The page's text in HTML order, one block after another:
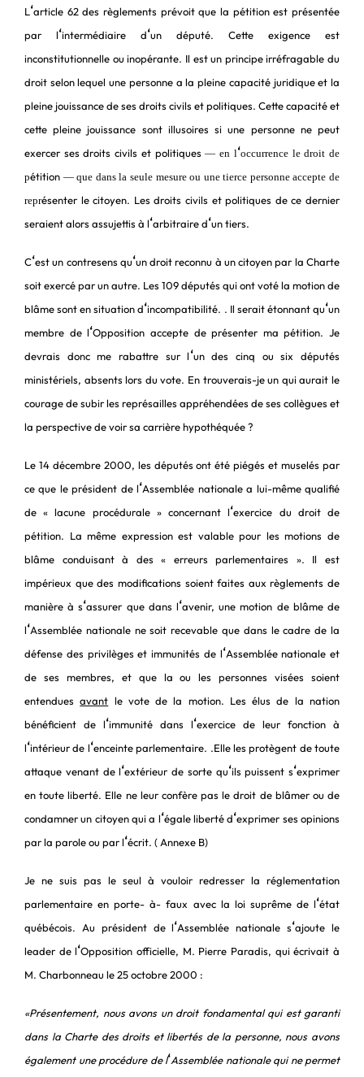
L‘article 62 des règlements prévoit que la pétition est présentée
par l‘intermédiaire d‘un député. Cette exigence est
inconstitutionnelle ou inopérante. Il est un principe irréfragable du
droit selon lequel une personne a la pleine capacité juridique et la
pleine jouissance de ses droits civils et politiques. Cette capacité et
cette pleine jouissance sont illusoires si une personne ne peut
exercer ses droits civils et politiques― en l‘occurrence le droit de
pétition ― que dans la seule mesure ou une tierce personne accepte de
représenter le citoyen. Les droits civils et politiques de ce dernier
seraient alors assujettis à l‘arbitraire d‘un tiers.
C‘est un contresens qu‘un droit reconnu à un citoyen par la Charte
soit exercé par un autre. Les 109 députés qui ont voté la motion de
blâme sont en situation d‘incompatibilité. . Il serait étonnant qu‘un
membre de l‘Opposition accepte de présenter ma pétition. Je
devrais donc me rabattre sur l‘un des cinq ou six députés
ministériels, absents lors du vote. En trouverais-je un qui aurait le
courage de subir les représailles appréhendées de ses collègues et
la perspective de voir sa carrière hypothéquée ?
Le 14 décembre 2000, les députés ont été piégés et muselés par
ce que le président de l‘Assemblée nationale a lui-même qualifié
de « lacune procédurale » concernant l‘exercice du droit de
pétition. La même expression est valable pour les motions de
blâme conduisant à des « erreurs parlementaires ». Il est
impérieux que des modifications soient faites aux règlements de
manière à s‘assurer que dans l‘avenir, une motion de blâme de
l‘Assemblée nationale ne soit recevable que dans le cadre de la
défense des privilèges et immunités de l‘Assemblée nationale et
de ses membres, et que la ou les personnes visées soient
entenduesavant le vote de la motion. Les élus de la nation
bénéficient de l‘immunité dans l‘exercice de leur fonction à
l‘intérieur de l‘enceinte parlementaire. .Elle les protègent de toute
attaque venant de l‘extérieur de sorte qu‘ils puissent s‘exprimer
en toute liberté. Elle ne leur confère pas le droit de blâmer ou de
condamner un citoyen qui a l‘égale liberté d‘exprimer ses opinions
par la parole ou par l‘écrit. ( Annexe B)
Je ne suis pas le seul à vouloir redresser la réglementation
parlementaire en porte- à- faux avec la loi suprême de l‘état
québécois. Au président de l‘Assemblée nationale s‘ajoute le
leader de l‘Opposition officielle, M. Pierre Paradis, qui écrivait à
M. Charbonneau le 25 octobre 2000 :
«Présentement, nous avons un droit fondamental qui est garanti
dans la Charte des droits et libertés de la personne, nous avons
également une procédure de l‘Assemblée nationale qui ne permet